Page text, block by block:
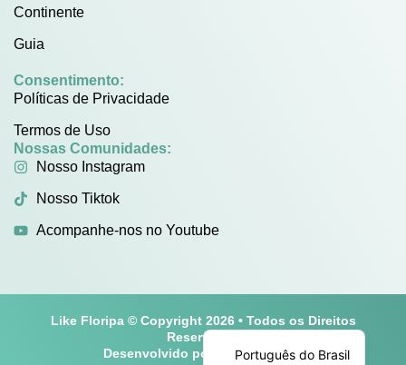
Continente
Guia
Consentimento:
Políticas de Privacidade
Termos de Uso
Nossas Comunidades:
Nosso Instagram
Nosso Tiktok
Acompanhe-nos no Youtube
Like Floripa © Copyright 2026 • Todos os Direitos
Reservados
Desenvolvido por
Play One Cine
Português do Brasil
English